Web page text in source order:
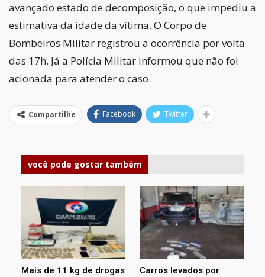
avançado estado de decomposição, o que impediu a
estimativa da idade da vítima. O Corpo de
Bombeiros Militar registrou a ocorrência por volta
das 17h. Já a Polícia Militar informou que não foi
acionada para atender o caso.
Compartilhe Facebook Twitter
você pode gostar também
Mais de 11 kg de drogas
Carros levados por